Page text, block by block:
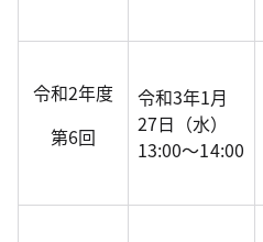
令和2年度
第6回
令和3年1月
27日（水）
13:00～14:00